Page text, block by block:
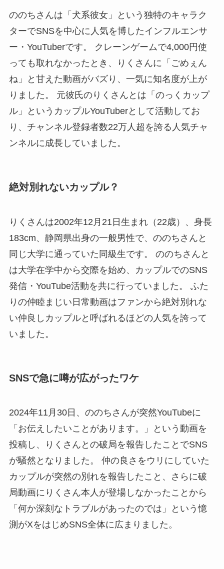
ののちさんは「犬系彼女」という独特のキャラク
ターでSNSを中心に人気を博したインフルエンサ
ー・YouTuberです。 クレーンゲームで4,000円使
っても取れなかったとき、りくさんに「ごめぇん
ね」と甘えた動画がバズり、一気に知名度が上が
りました。 元彼氏のりくさんとは「のっくカップ
ル」というカップルYouTuberとして活動してお
り、チャンネル登録者数22万人超を誇る人気チャ
ンネルに成長していました。
絶対別れないカップル？
りくさんは2002年12月21日生まれ（22歳）、身長
183cm、静岡県出身の一般男性で、ののちさんと
同じ大学に通っていた同級生です。 ののちさんと
は大学在学中から交際を始め、カップルでのSNS
発信・YouTube活動を共に行っていました。 ふた
りの仲睦まじい日常動画はファンから絶対別れな
い仲良しカップルと呼ばれるほどの人気を誇って
いました。
SNSで急に噂が広がったワケ
2024年11月30日、ののちさんが突然YouTubeに
「お伝えしたいことがあります。」という動画を
投稿し、りくさんとの破局を報告したことでSNS
が騒然となりました。 仲の良さをウリにしていた
カップルが突然の別れを報告したこと、さらに破
局動画にりくさん本人が登場しなかったことから
「何か深刻なトラブルがあったのでは」という憶
測がXをはじめSNS全体に広まりました。